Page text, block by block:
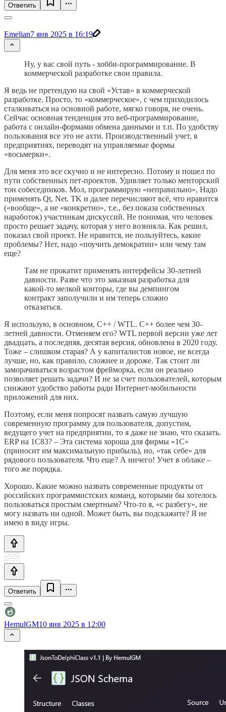
Ответить
Emelian7 янв 2025 в 16:19
Ну, у вас свой путь - хобби-программирование. В
коммерческой разработке свои правила.
Я ведь не претендую на свой «Устав» в коммерческой
разработке. Просто, то «коммерческое», с чем приходилось
сталкиваться на основной работе, мягко говоря, не очень.
Сейчас основная тенденция это веб-программирование,
работа с онлайн-формами обмена данными и т.п. По удобству
пользования все это не ахти. Производственный учет, в
предприятиях, переводят на управляемые формы
«восьмерки».
Для меня это все скучно и не интересно. Потому и пошел по
пути собственных пет-проектов. Удивляет только менторский
тон собеседников. Мол, программирую «неправильно», Надо
применять Qt, Net. TK и далее перечисляют всё, что нравится
(«вообще», а не «конкретно», т.е., без показа собственных
наработок) участникам дискуссий. Не понимая, что человек
просто решает задачу, которая у него возникла. Как решил,
показал свой проект. Не нравится, не пользуйтесь, какие
проблемы? Нет, надо «поучить демократии» или чему там
еще?
Там не прокатит применять интерфейсы 30-летней
давности. Разве что это заказная разработка для
какой-то мелкой конторы, где вы демпингом
контракт заполучили и им теперь сложно
отказаться.
Я использую, в основном, C++ / WTL. C++ более чем 30-
летней давности. Отменяем его? WTL первой версии уже лет
двадцать, а последняя, десятая версия, обновлена в 2020 году.
Тоже – слишком старая? А у капиталистов новое, не всегда
лучше, но, как правило, сложнее и дороже. Так стоит ли
заморачиваться возрастом фрейморка, если он реально
позволяет решать задачи? И не за счет пользователей, которым
снижают удобство работы ради Интернет-мобильности
приложений для них.
Поэтому, если меня попросят назвать самую лучшую
современную программу для пользователя, допустим,
ведущего учет на предприятии, то я даже не знаю, что сказать.
ERP на 1С83? – Эта система хороша для фирмы «1С»
(приносит им максимальную прибыль), но, «так себе» для
рядового пользователя. Что еще? А ничего! Учет в облаке –
того же порядка.
Хорошо. Какие можно назвать современные продукты от
российских программистских команд, которыми бы хотелось
пользоваться простым смертным? Что-то я, «с разбегу», не
могу назвать ни одной. Может быть, вы подскажите? Я не
имею в виду игры.
Ответить
HemulGM10 янв 2025 в 12:00